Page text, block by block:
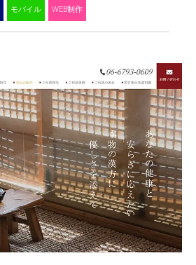
モバイル WEB制作